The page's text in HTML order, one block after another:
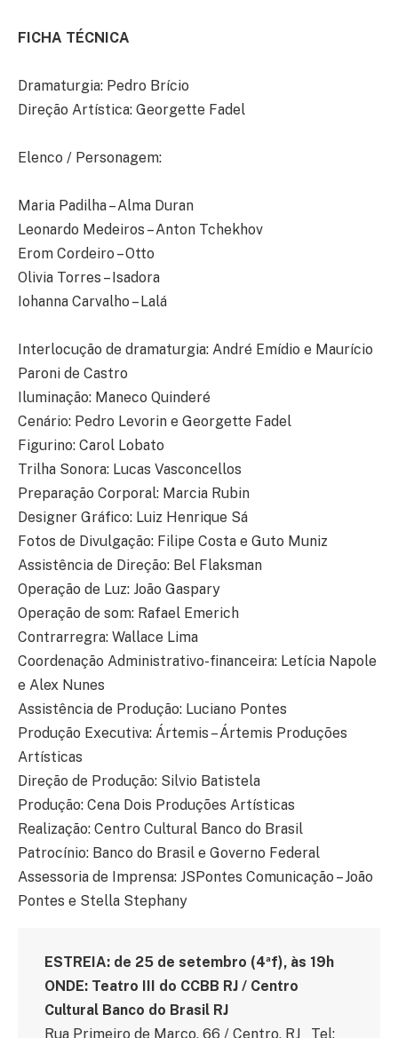
FICHA TÉCNICA
Dramaturgia: Pedro Brício
Direção Artística: Georgette Fadel
Elenco / Personagem:
Maria Padilha – Alma Duran
Leonardo Medeiros – Anton Tchekhov
Erom Cordeiro – Otto
Olivia Torres – Isadora
Iohanna Carvalho – Lalá
Interlocução de dramaturgia: André Emídio e Maurício
Paroni de Castro
Iluminação: Maneco Quinderé
Cenário: Pedro Levorin e Georgette Fadel
Figurino: Carol Lobato
Trilha Sonora: Lucas Vasconcellos
Preparação Corporal: Marcia Rubin
Designer Gráfico: Luiz Henrique Sá
Fotos de Divulgação: Filipe Costa e Guto Muniz
Assistência de Direção: Bel Flaksman
Operação de Luz: João Gaspary
Operação de som: Rafael Emerich
Contrarregra: Wallace Lima
Coordenação Administrativo-financeira: Letícia Napole
e Alex Nunes
Assistência de Produção: Luciano Pontes
Produção Executiva: Ártemis – Ártemis Produções
Artísticas
Direção de Produção: Silvio Batistela
Produção: Cena Dois Produções Artísticas
Realização: Centro Cultural Banco do Brasil
Patrocínio: Banco do Brasil e Governo Federal
Assessoria de Imprensa: JSPontes Comunicação – João
Pontes e Stella Stephany
ESTREIA: de 25 de setembro (4ªf), às 19h
ONDE: Teatro III do CCBB RJ / Centro
Cultural Banco do Brasil RJ
Rua Primeiro de Março, 66 / Centro, RJ Tel: